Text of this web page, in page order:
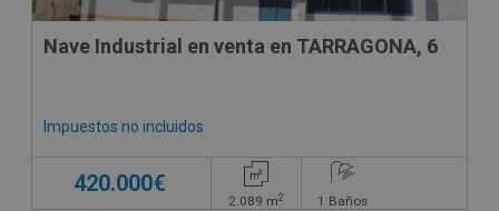
Nave Industrial en venta en TARRAGONA, 6
Impuestos no incluidos
420.000€
2.089 m2 1 Baños